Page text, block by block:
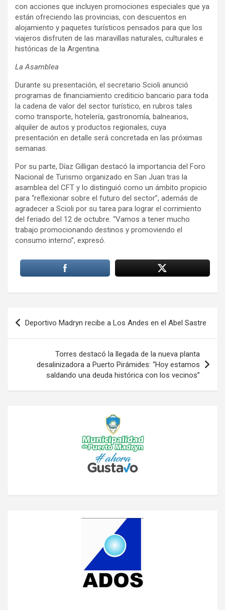
con acciones que incluyen promociones especiales que ya
están ofreciendo las provincias, con descuentos en
alojamiento y paquetes turísticos pensados para que los
viajeros disfruten de las maravillas naturales, culturales e
históricas de la Argentina.
La Asamblea
Durante su presentación, el secretario Scioli anunció
programas de financiamiento crediticio bancario para toda
la cadena de valor del sector turístico, en rubros tales
como transporte, hotelería, gastronomía, balnearios,
alquiler de autos y productos regionales, cuya
presentación en detalle será concretada en las próximas
semanas.
Por su parte, Díaz Gilligan destacó la importancia del Foro
Nacional de Turismo organizado en San Juan tras la
asamblea del CFT y lo distinguió como un ámbito propicio
para “reflexionar sobre el futuro del sector”, además de
agradecer a Scioli por su tarea para lograr el corrimiento
del feriado del 12 de octubre. “Vamos a tener mucho
trabajo promocionando destinos y promoviendo el
consumo interno”, expresó.
Navegación
de
entradas
Deportivo Madryn recibe a Los Andes en el Abel Sastre
Torres destacó la llegada de la nueva planta
desalinizadora a Puerto Pirámides: “Hoy estamos
saldando una deuda histórica con los vecinos”